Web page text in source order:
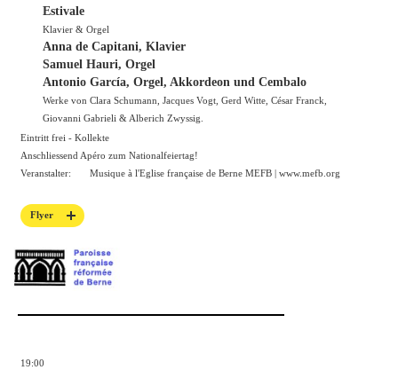
Estivale
Klavier & Orgel
Anna de Capitani, Klavier
Samuel Hauri, Orgel
Antonio García, Orgel, Akkordeon und Cembalo
Werke von Clara Schumann, Jacques Vogt, Gerd Witte, César Franck,
Giovanni Gabrieli & Alberich Zwyssig.
Eintritt frei - Kollekte
Anschliessend Apéro zum Nationalfeiertag!
Veranstalter:
Musique à l'Eglise française de Berne MEFB | www.mefb.org
Flyer
19:00